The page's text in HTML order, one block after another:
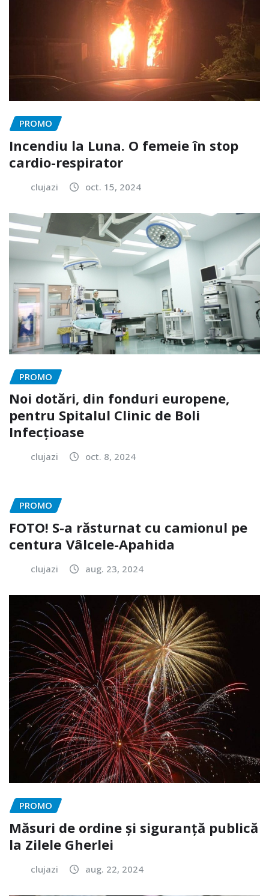
PROMO
Incendiu la Luna. O femeie în stop
cardio-respirator
clujazi oct. 15, 2024
PROMO
Noi dotări, din fonduri europene,
pentru Spitalul Clinic de Boli
Infecțioase
clujazi oct. 8, 2024
PROMO
FOTO! S-a răsturnat cu camionul pe
centura Vâlcele-Apahida
clujazi aug. 23, 2024
PROMO
Măsuri de ordine și siguranță publică
la Zilele Gherlei
clujazi aug. 22, 2024